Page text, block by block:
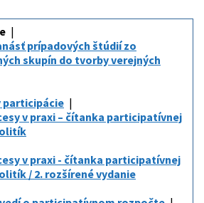
prípadových štúdií zo
skupín do tvorby verejných
participácie
v praxi – čítanka participatívnej
v praxi - čítanka participatívnej
/ 2. rozšírené vydanie